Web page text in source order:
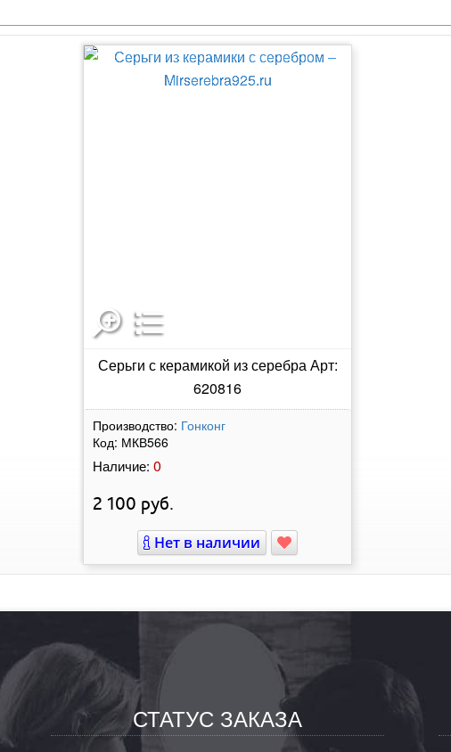
Серьги с керамикой из серебра Арт:
620816
Производство: Гонконг
Код: МКВ566
Наличие: 0
2 100 руб.
Нет в наличии
СТАТУС ЗАКАЗА